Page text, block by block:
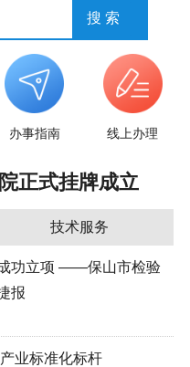
办事指南 线上办理
正式挂牌成立
技术服务
功立项 ——保山市检验
报
业标准化标杆